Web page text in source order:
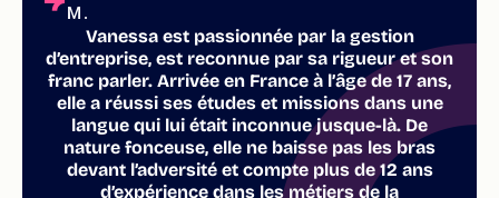
M.
Vanessa est passionnée par la gestion
d’entreprise, est reconnue par sa rigueur et son
franc parler. Arrivée en France à l’âge de 17 ans,
elle a réussi ses études et missions dans une
langue qui lui était inconnue jusque-là. De
nature fonceuse, elle ne baisse pas les bras
devant l’adversité et compte plus de 12 ans
d’expérience dans les métiers de la